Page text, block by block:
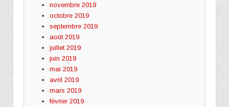
novembre 2019
octobre 2019
septembre 2019
août 2019
juillet 2019
juin 2019
mai 2019
avril 2019
mars 2019
février 2019